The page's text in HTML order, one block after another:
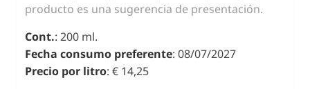
producto es una sugerencia de presentación.
Cont.: 200 ml.
Fecha consumo preferente: 08/07/2027
Precio por litro: € 14,25